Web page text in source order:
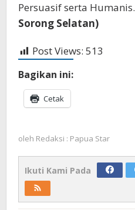
Persuasif serta Humanis.
Sorong Selatan)
Post Views: 513
Bagikan ini:
Cetak
oleh Redaksi : Papua Star
Ikuti Kami Pada